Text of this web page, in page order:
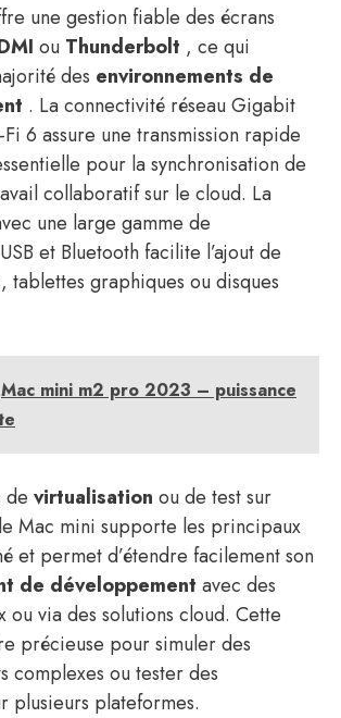
une gestion fiable des écrans
ou Thunderbolt , ce qui
des environnements de
. La connectivité réseau Gigabit
6 assure une transmission rapide
pour la synchronisation de
collaboratif sur le cloud. La
une large gamme de
et Bluetooth facilite l’ajout de
tablettes graphiques ou disques
Mac mini m2 pro 2023 – puissance
de virtualisation ou de test sur
Mac mini supporte les principaux
et permet d’étendre facilement son
de développement avec des
ou via des solutions cloud. Cette
précieuse pour simuler des
complexes ou tester des
plusieurs plateformes.